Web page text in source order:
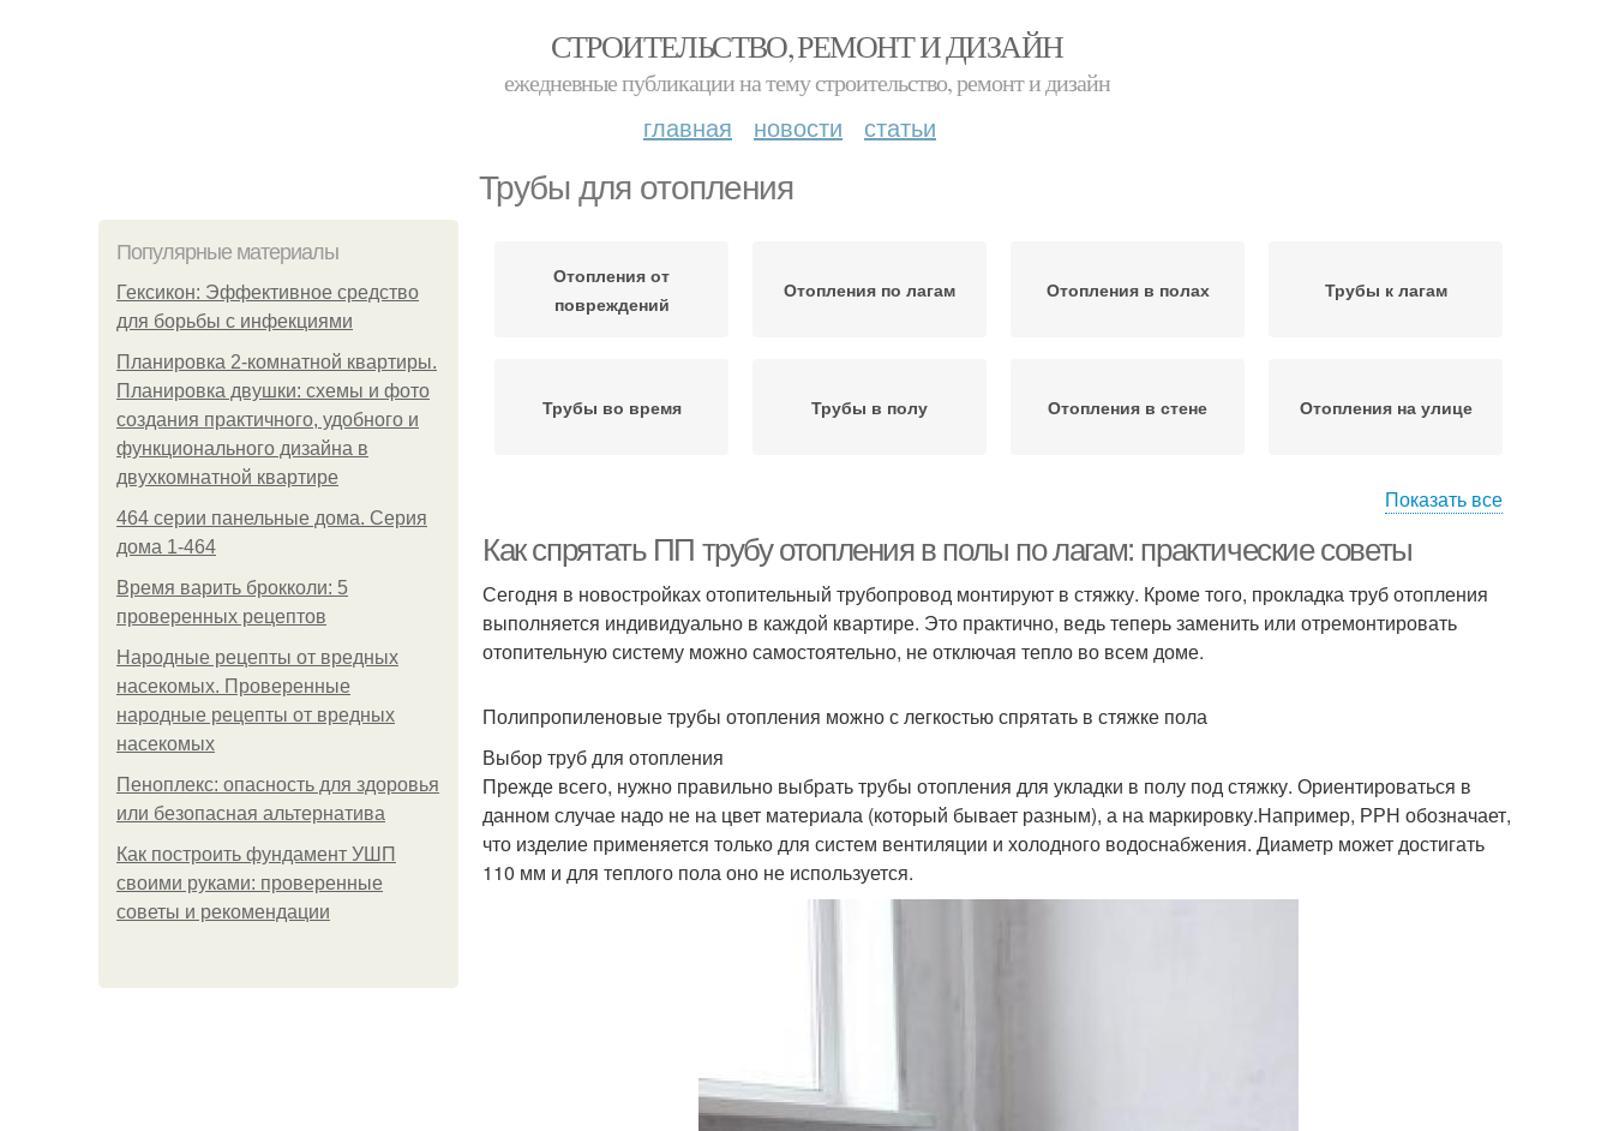
СТРОИТЕЛЬСТВО, РЕМОНТ И ДИЗАЙН
ежедневные публикации на тему строительство, ремонт и дизайн
главная новости статьи
Трубы для отопления
Популярные материалы
Гексикон: Эффективное средство
для борьбы с инфекциями
Планировка 2-комнатной квартиры.
Планировка двушки: схемы и фото
создания практичного, удобного и
функционального дизайна в
двухкомнатной квартире
464 серии панельные дома. Серия
дома 1-464
Время варить брокколи: 5
проверенных рецептов
Народные рецепты от вредных
насекомых. Проверенные
народные рецепты от вредных
насекомых
Пеноплекс: опасность для здоровья
или безопасная альтернатива
Как построить фундамент УШП
своими руками: проверенные
советы и рекомендации
Отопления от
повреждений
Отопления по лагам Отопления в полах Трубы к лагам
Трубы во время Трубы в полу Отопления в стене Отопления на улице
доме
полипропилена
Полипропиленовые
трубы
Отопления в стяжке Трубы под стяжку
Трубы из пластика
Трубы для
Отопительные трубы
Трубы из нержавеющей
Нержавеющий труба
Показать все
Как спрятать ПП трубу отопления в полы по лагам: практические советы
Сегодня в новостройках отопительный трубопровод монтируют в стяжку. Кроме того, прокладка труб отопления
выполняется индивидуально в каждой квартире. Это практично, ведь теперь заменить или отремонтировать
отопительную систему можно самостоятельно, не отключая тепло во всем доме.
Полипропиленовые трубы отопления можно с легкостью спрятать в стяжке пола
Выбор труб для отопления
Прежде всего, нужно правильно выбрать трубы отопления для укладки в полу под стяжку. Ориентироваться в
данном случае надо не на цвет материала (который бывает разным), а на маркировку.Например, РРН обозначает,
что изделие применяется только для систем вентиляции и холодного водоснабжения. Диаметр может достигать
110 мм и для теплого пола оно не используется.